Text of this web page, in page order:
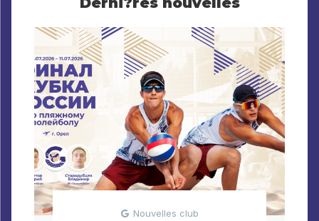
Nouvelles club